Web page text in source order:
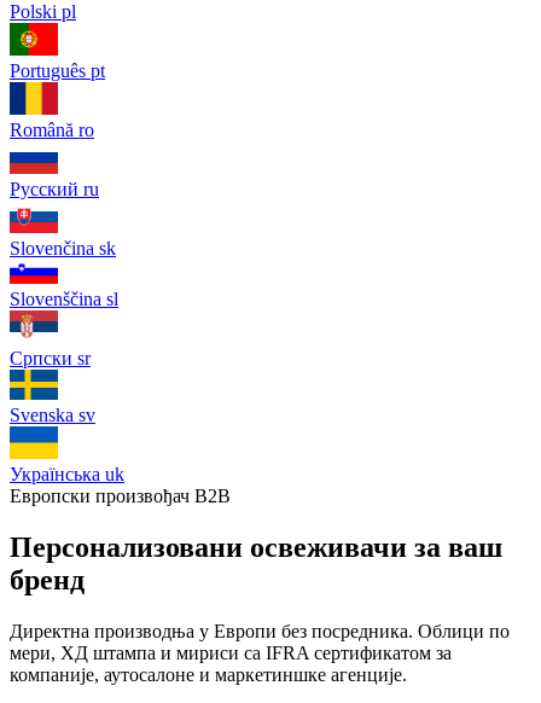
Polski pl
Português pt
Română ro
Русский ru
Slovenčina sk
Slovenščina sl
Српски sr
Svenska sv
Українська uk
Европски произвођач B2B
Персонализовани освеживачи за ваш
бренд
Директна производња у Европи без посредника. Облици по
мери, ХД штампа и мириси са IFRA сертификатом за
компаније, аутосалоне и маркетиншке агенције.